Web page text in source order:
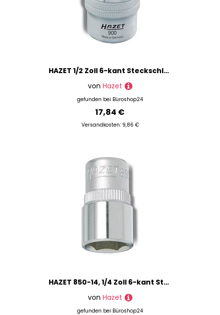
HAZET 1/2 Zoll 6-kant Steckschlüsseleinsatz Größe: 17,0 mm
von Hazet
gefunden bei Büroshop24
17,84 €
Versandkosten: 9,86 €
HAZET 850-14, 1/4 Zoll 6-kant Steckschlüsseleinsatz Größe: 14,0 mm
von Hazet
gefunden bei Büroshop24